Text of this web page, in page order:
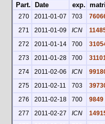
Part. Date exp.
270 2011-01-07 703
271
2011-01-09 ICN
272
2011-01-14 700
273
2011-01-28 700
274
2011-02-06 ICN
275
2011-02-11 703
276
2011-02-18 700
9849
277
2011-02-27 ICN